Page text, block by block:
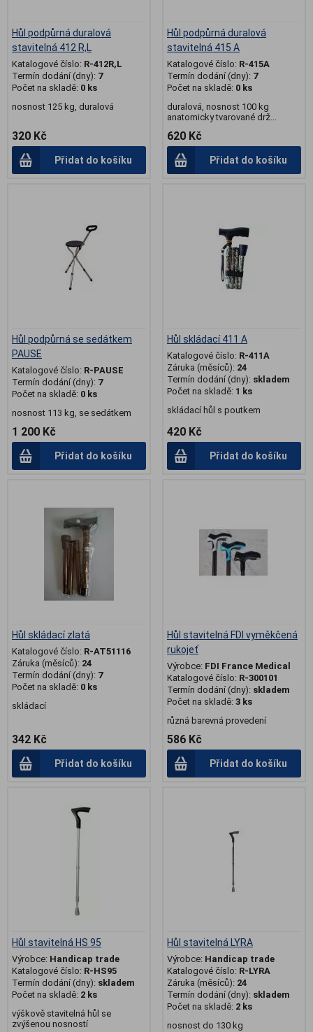
Hůl podpůrná duralová
stavitelná 412 R,L
Katalogové číslo: R-412R,L
Termín dodání (dny): 7
Počet na skladě: 0 ks
nosnost 125 kg, duralová
320 Kč
Přidat do košíku
Hůl podpůrná duralová
stavitelná 415 A
Katalogové číslo: R-415A
Termín dodání (dny): 7
Počet na skladě: 0 ks
duralová, nosnost 100 kg
anatomicky tvarované drž...
620 Kč
Přidat do košíku
Hůl podpůrná se sedátkem
PAUSE
Katalogové číslo: R-PAUSE
Termín dodání (dny): 7
Počet na skladě: 0 ks
nosnost 113 kg, se sedátkem
1 200 Kč
Přidat do košíku
Hůl skládací 411 A
Katalogové číslo: R-411A
Záruka (měsíců): 24
Termín dodání (dny): skladem
Počet na skladě: 1 ks
skládací hůl s poutkem
420 Kč
Přidat do košíku
Hůl skládací zlatá
Katalogové číslo: R-AT51116
Záruka (měsíců): 24
Termín dodání (dny): 7
Počet na skladě: 0 ks
skládací
342 Kč
Přidat do košíku
Hůl stavitelná FDI vyměkčená
rukojeť
Výrobce: FDI France Medical
Katalogové číslo: R-300101
Termín dodání (dny): skladem
Počet na skladě: 3 ks
různá barevná provedení
586 Kč
Přidat do košíku
Hůl stavitelná HS 95
Výrobce: Handicap trade
Katalogové číslo: R-HS95
Termín dodání (dny): skladem
Počet na skladě: 2 ks
výškově stavitelná hůl se
zvýšenou nosností
Hůl stavitelná LYRA
Výrobce: Handicap trade
Katalogové číslo: R-LYRA
Záruka (měsíců): 24
Termín dodání (dny): skladem
Počet na skladě: 2 ks
nosnost do 130 kg